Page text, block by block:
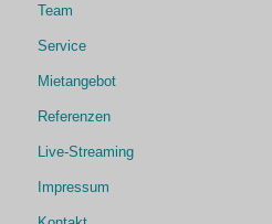
Team
Service
Mietangebot
Referenzen
Live-Streaming
Impressum